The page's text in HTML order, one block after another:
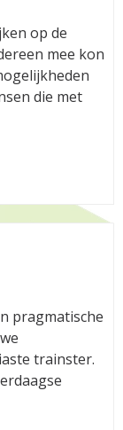
op de
mee kon
die met
pragmatische
trainster.